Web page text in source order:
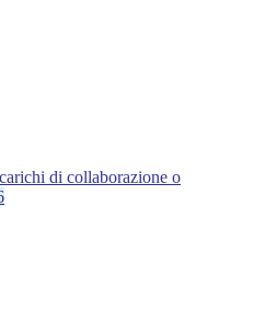
di collaborazione o